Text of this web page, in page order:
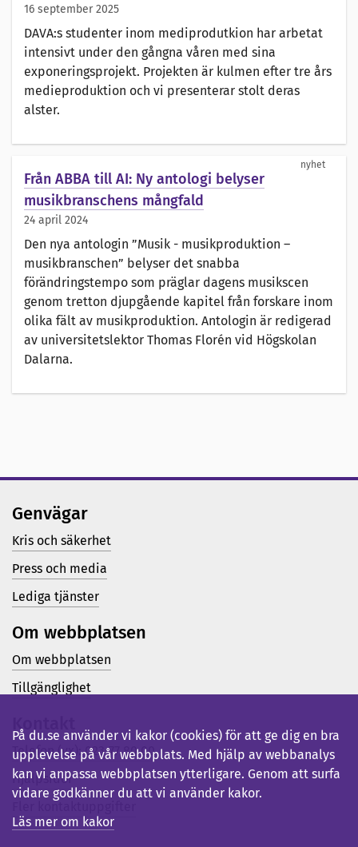
16 september 2025
DAVA:s studenter inom mediprodutkion har arbetat
intensivt under den gångna våren med sina
exponeringsprojekt. Projekten är kulmen efter tre års
medieproduktion och vi presenterar stolt deras
alster.
Från ABBA till AI: Ny antologi belyser
musikbranschens mångfald
24 april 2024
Den nya antologin ”Musik - musikproduktion –
musikbranschen” belyser det snabba
förändringstempo som präglar dagens musikscen
genom tretton djupgående kapitel från forskare inom
olika fält av musikproduktion. Antologin är redigerad
av universitetslektor Thomas Florén vid Högskolan
Dalarna.
nyhet
Genvägar
Kris och säkerhet
Press och media
Lediga tjänster
Om webbplatsen
Om webbplatsen
Tillgänglighet
Kontakt
Telefon (vx): 023-77 80 00
Hjälpsidor
På du.se använder vi kakor (cookies) för att ge dig en bra
upplevelse på vår webbplats. Med hjälp av webbanalys
kan vi anpassa webbplatsen ytterligare. Genom att surfa
vidare godkänner du att vi använder kakor.
Läs mer om kakor